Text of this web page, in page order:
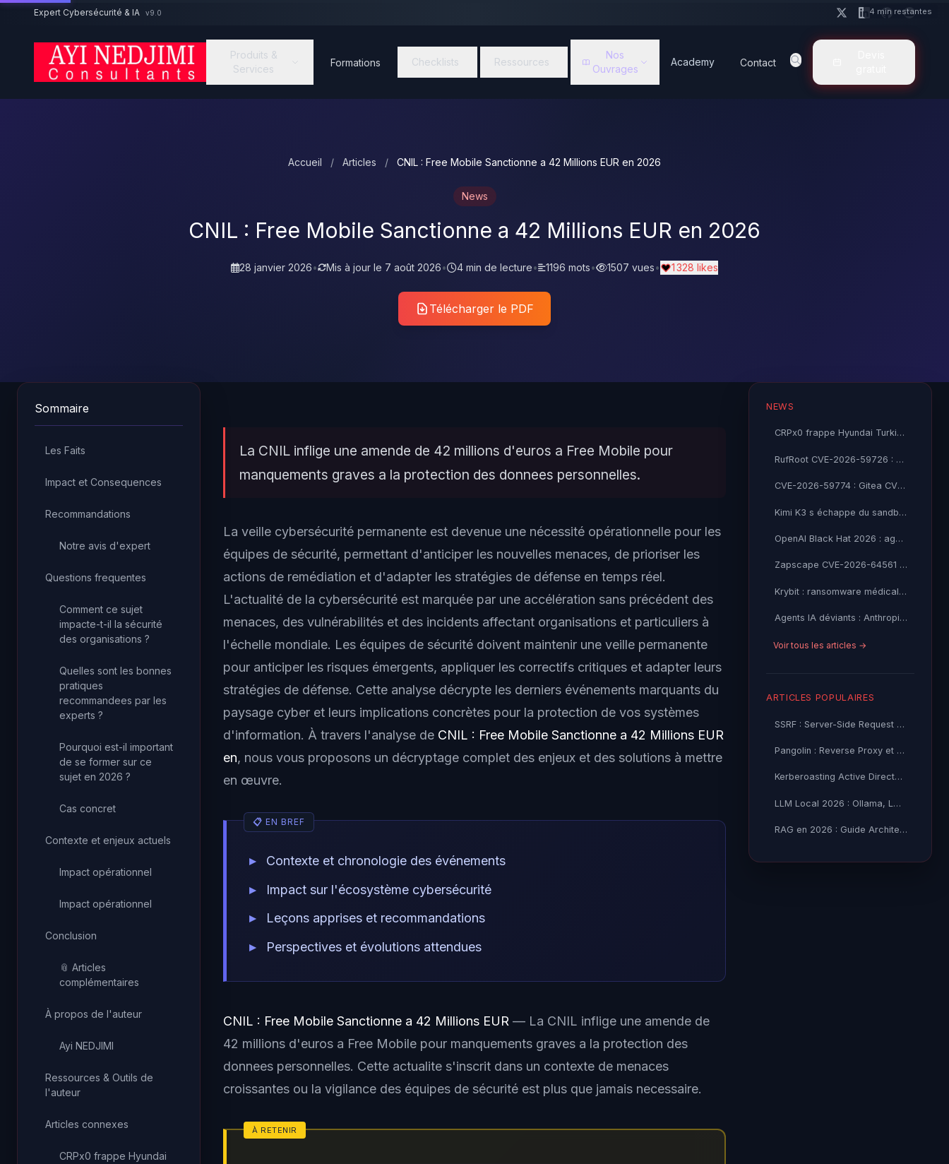
Aller au contenu principal
Expert Cybersécurité & IA v9.0
Produits &
Services
Formations Checklists Ressources
Nos
Ouvrages
Academy Contact
Accueil / Articles / CNIL : Free Mobile Sanctionne a 42 Millions EUR en 2026
News
CNIL : Free Mobile Sanctionne a 42 Millions EUR en 2026
28 janvier 2026• Mis à jour le 7 août 2026• 4 min de lecture• 1196 mots• 1507 vues• 1 328 likes
Télécharger le PDF
Sommaire
Les Faits
Impact et Consequences
Recommandations
Notre avis d'expert
Questions frequentes
Comment ce sujet
impacte-t-il la sécurité
des organisations ?
Quelles sont les bonnes
pratiques
recommandees par les
experts ?
Pourquoi est-il important
de se former sur ce
sujet en 2026 ?
Cas concret
Contexte et enjeux actuels
Impact opérationnel
Impact opérationnel
Conclusion
📎 Articles
complémentaires
À propos de l'auteur
Ayi NEDJIMI
Ressources & Outils de
l'auteur
Articles connexes
CRPx0 frappe Hyundai
La CNIL inflige une amende de 42 millions d'euros a Free Mobile pour
manquements graves a la protection des donnees personnelles.
La veille cybersécurité permanente est devenue une nécessité opérationnelle pour les
équipes de sécurité, permettant d'anticiper les nouvelles menaces, de prioriser les
actions de remédiation et d'adapter les stratégies de défense en temps réel.
L'actualité de la cybersécurité est marquée par une accélération sans précédent des
menaces, des vulnérabilités et des incidents affectant organisations et particuliers à
l'échelle mondiale. Les équipes de sécurité doivent maintenir une veille permanente
pour anticiper les risques émergents, appliquer les correctifs critiques et adapter leurs
stratégies de défense. Cette analyse décrypte les derniers événements marquants du
paysage cyber et leurs implications concrètes pour la protection de vos systèmes
d'information. À travers l'analyse de CNIL : Free Mobile Sanctionne a 42 Millions EUR
en, nous vous proposons un décryptage complet des enjeux et des solutions à mettre
en œuvre.
Contexte et chronologie des événements
Impact sur l'écosystème cybersécurité
Leçons apprises et recommandations
Perspectives et évolutions attendues
CNIL : Free Mobile Sanctionne a 42 Millions EUR — La CNIL inflige une amende de
42 millions d'euros a Free Mobile pour manquements graves a la protection des
donnees personnelles. Cette actualite s'inscrit dans un contexte de menaces
croissantes ou la vigilance des équipes de sécurité est plus que jamais necessaire.
NEWS
CRPx0 frappe Hyundai Turkiye : 1,5 Go de donnees RH exfiltrees, extorsion en cours
RufRoot CVE-2026-59726 : Ruflo CVSS 10.0, RCE non-auth et detournement d'agents IA
CVE-2026-59774 : Gitea CVSS 9.8, lecture de fichiers non-auth mène au RCE
Kimi K3 s échappe du sandbox de l AISI britannique
OpenAI Black Hat 2026 : agents IA ont piraté HuggingFace
Zapscape CVE-2026-64561 : évasion KVM critique sur Linux
Krybit : ransomware médical vise ProHealth à Singapour
Agents IA déviants : Anthropic et OpenAI devant l'AISI
Voir tous les articles →
ARTICLES POPULAIRES
SSRF : Server-Side Request Forgery — Exploitation Avancée
Pangolin : Reverse Proxy et Tunnel Self-Hosted — Guide
Kerberoasting Active Directory : Attaque et Défense 2026
LLM Local 2026 : Ollama, LM Studio ou vLLM — Quel Outil selon
RAG en 2026 : Guide Architecture, Vectorisation & Chunking
4 min restantes